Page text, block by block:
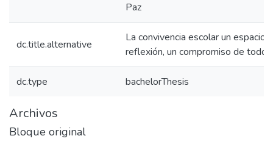
Paz
dc.title.alternative
La convivencia escolar un espacio
reflexión, un compromiso de todos
dc.type bachelorThesis
Archivos
Bloque original